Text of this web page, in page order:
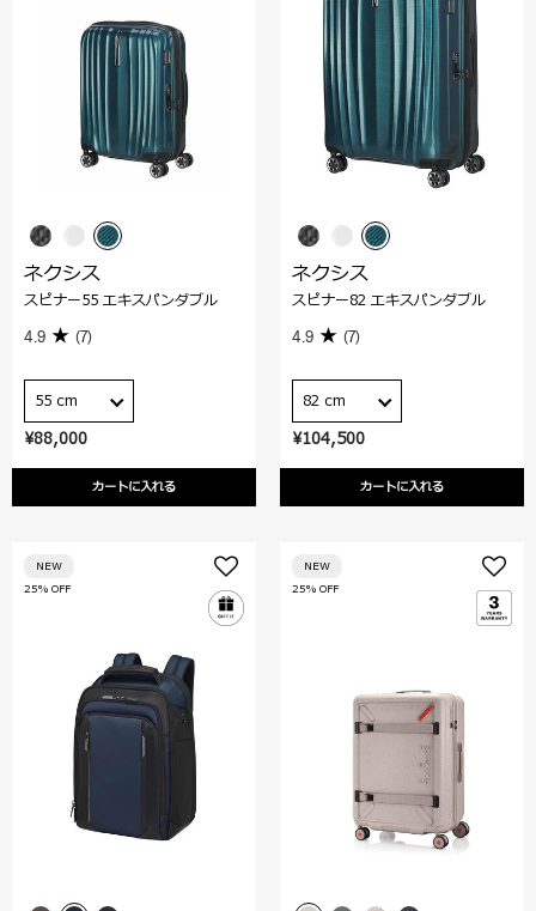
¥88,000
カートに入れる
ネクシス
スピナー55 エキスパンダブル
4.9 (7)
55 cm
¥104,500
カートに入れる
ネクシス
スピナー82 エキスパンダブル
4.9 (7)
82 cm
25% OFF
NEW
25% OFF
NEW